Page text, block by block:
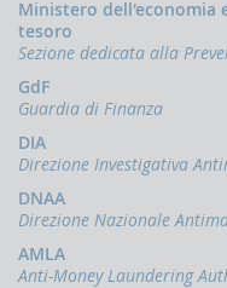
sanzioni
finanziarie
Russia
Bielorussia
(DEPRU,
RUS,
CBR)
Ministero dell'economia
tesoro
Sezione dedicata alla
GdF
Guardia di Finanza
DIA
Direzione Investigativa
DNAA
Direzione Nazionale
AMLA
Anti-Money Laundering